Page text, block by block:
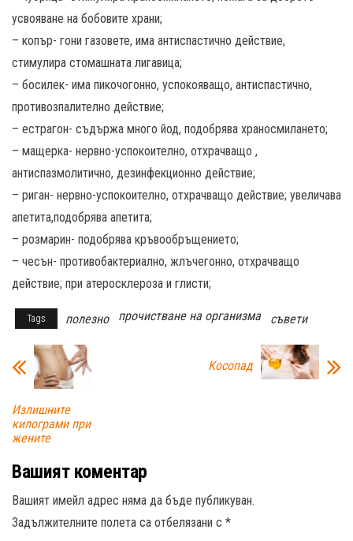
усвояване на бобовите храни;
– копър- гони газовете, има антиспастично действие,
стимулира стомашната лигавица;
– босилек- има пикочогонно, успокояващо, антиспастично,
противозпалително действие;
– естрагон- съдържа много йод, подобрява храносмилането;
– мащерка- нервно-успокоително, отхрачващо ,
антиспазмолитично, дезинфекционно действие;
– риган- нервно-успокоително, отхрачващо действие; увеличава
апетита,подобрява апетита;
– розмарин- подобрява кръвообръщението;
– чесън- противобактериално, жлъчегонно, отхрачващо
действие; при атеросклероза и глисти;
Tags полезно прочистване на организма съвети
Излишните
килограми при
жените
Косопад
Вашият коментар
Вашият имейл адрес няма да бъде публикуван.
Задължителните полета са отбелязани с *